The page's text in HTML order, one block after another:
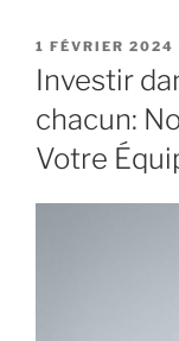
PUBLIÉ
LE
1 FÉVRIER 2024
Investir
chacun:
Votre